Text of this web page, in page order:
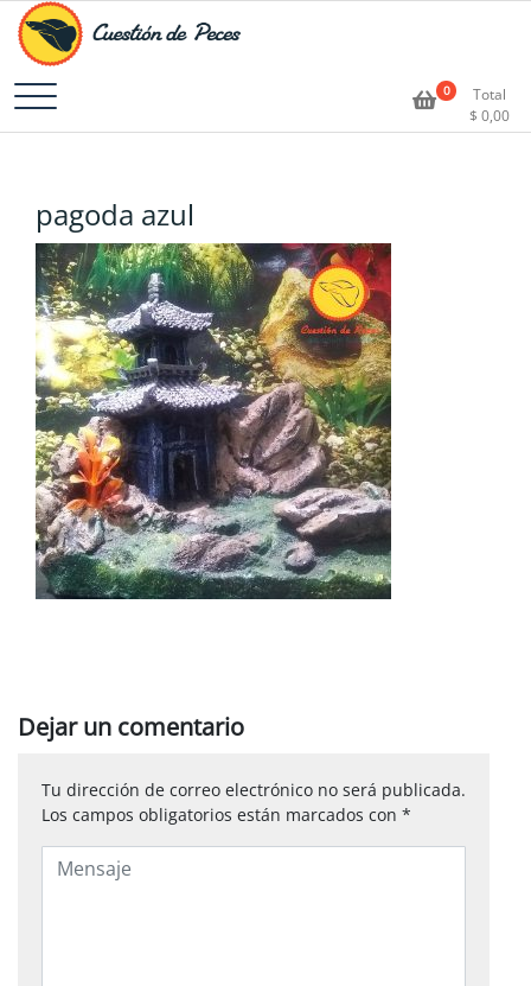
Cuestión de Peces –
Aquarium Supplies
Accesorios e Insumos Para Acuarismo 0
Total
$ 0,00
pagoda azul
Dejar un comentario
Tu dirección de correo electrónico no será publicada.
Los campos obligatorios están marcados con *